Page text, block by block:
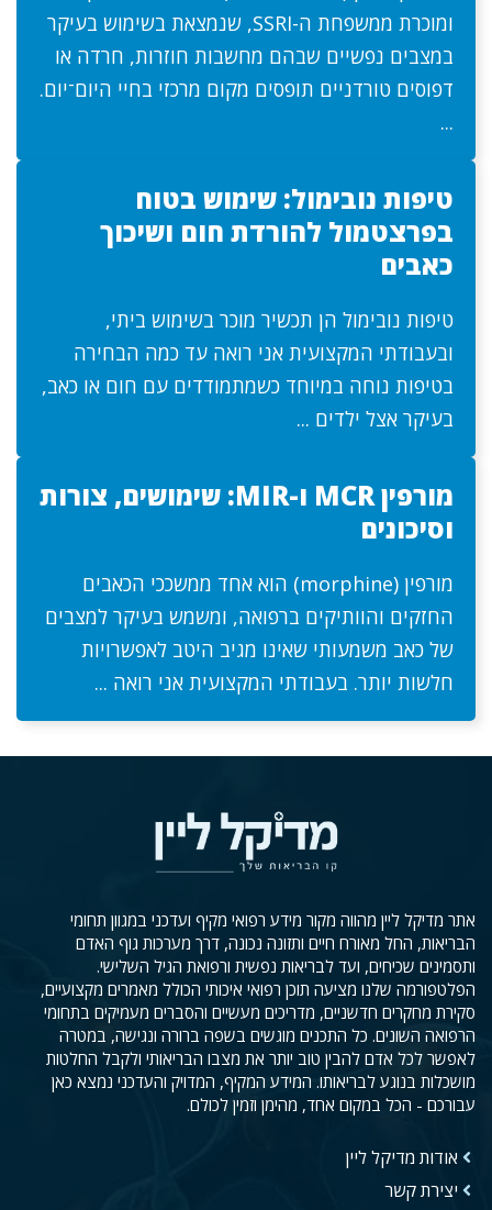
ומוכרת ממשפחת ה-SSRI, שנמצאת בשימוש בעיקר
במצבים נפשיים שבהם מחשבות חוזרות, חרדה או
דפוסים טורדניים תופסים מקום מרכזי בחיי היום־יום.
...
טיפות נובימול: שימוש בטוח
בפרצטמול להורדת חום ושיכוך
כאבים
טיפות נובימול הן תכשיר מוכר בשימוש ביתי,
ובעבודתי המקצועית אני רואה עד כמה הבחירה
בטיפות נוחה במיוחד כשמתמודדים עם חום או כאב,
בעיקר אצל ילדים ...
מורפין MCR ו-MIR: שימושים, צורות
וסיכונים
מורפין (morphine) הוא אחד ממשככי הכאבים
החזקים והוותיקים ברפואה, ומשמש בעיקר למצבים
של כאב משמעותי שאינו מגיב היטב לאפשרויות
חלשות יותר. בעבודתי המקצועית אני רואה ...
אתר מדיקל ליין מהווה מקור מידע רפואי מקיף ועדכני במגוון תחומי
הבריאות, החל מאורח חיים ותזונה נכונה, דרך מערכות גוף האדם
ותסמינים שכיחים, ועד לבריאות נפשית ורפואת הגיל השלישי.
הפלטפורמה שלנו מציעה תוכן רפואי איכותי הכולל מאמרים מקצועיים,
סקירת מחקרים חדשניים, מדריכים מעשיים והסברים מעמיקים בתחומי
הרפואה השונים. כל התכנים מוגשים בשפה ברורה ונגישה, במטרה
לאפשר לכל אדם להבין טוב יותר את מצבו הבריאותי ולקבל החלטות
מושכלות בנוגע לבריאותו. המידע המקיף, המדויק והעדכני נמצא כאן
עבורכם - הכל במקום אחד, מהימן וזמין לכולם.
אודות מדיקל ליין
יצירת קשר